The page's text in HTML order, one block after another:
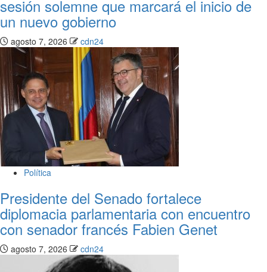
sesión solemne que marcará el inicio de
un nuevo gobierno
agosto 7, 2026 cdn24
Política
Presidente del Senado fortalece
diplomacia parlamentaria con encuentro
con senador francés Fabien Genet
agosto 7, 2026 cdn24